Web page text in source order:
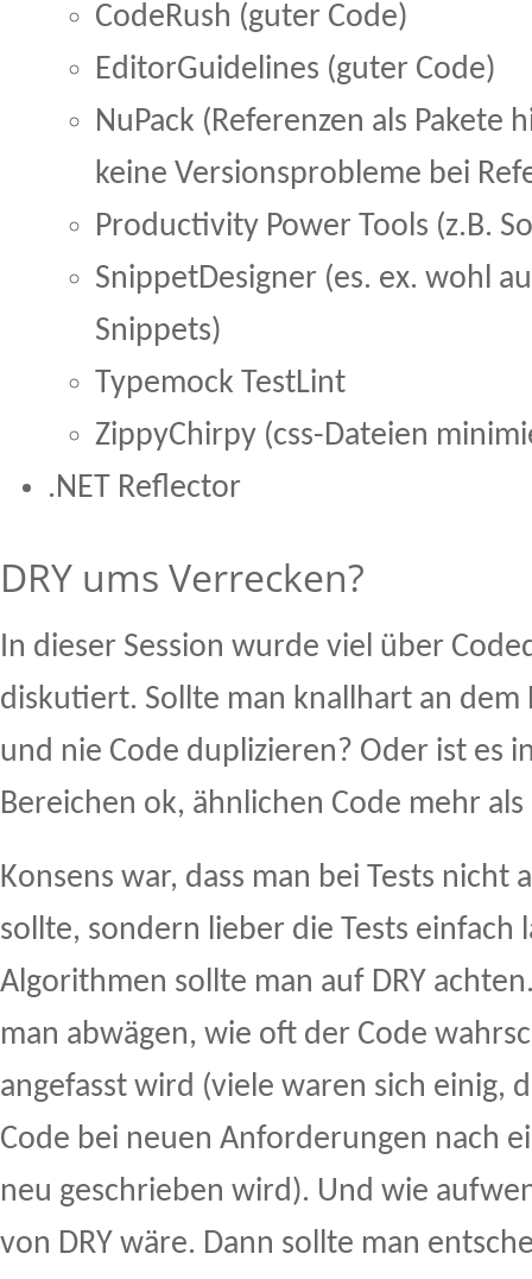
CodeRush (guter Code)
EditorGuidelines (guter Code)
NuPack (Referenzen als Pakete
keine Versionsprobleme bei
Productivity Power Tools (z.B.
SnippetDesigner (es. ex. wohl
Snippets)
Typemock TestLint
ZippyChirpy (css-Dateien
.NET Reflector
DRY ums Verrecken?
In dieser Session wurde viel über
diskutiert. Sollte man knallhart an dem
und nie Code duplizieren? Oder ist es
Bereichen ok, ähnlichen Code mehr
Konsens war, dass man bei Tests nicht
sollte, sondern lieber die Tests einfach
Algorithmen sollte man auf DRY
man abwägen, wie oft der Code
angefasst wird (viele waren sich einig,
Code bei neuen Anforderungen nach
neu geschrieben wird). Und wie
von DRY wäre. Dann sollte man